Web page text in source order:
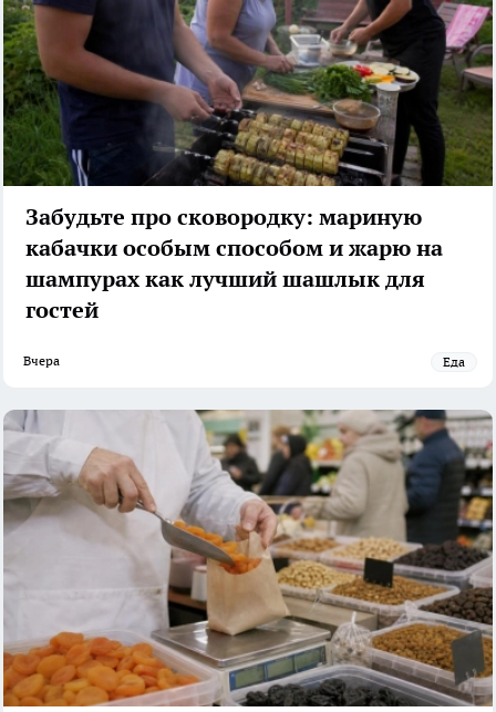
Забудьте про сковородку: мариную
кабачки особым способом и жарю на
шампурах как лучший шашлык для
гостей
Вчера Еда